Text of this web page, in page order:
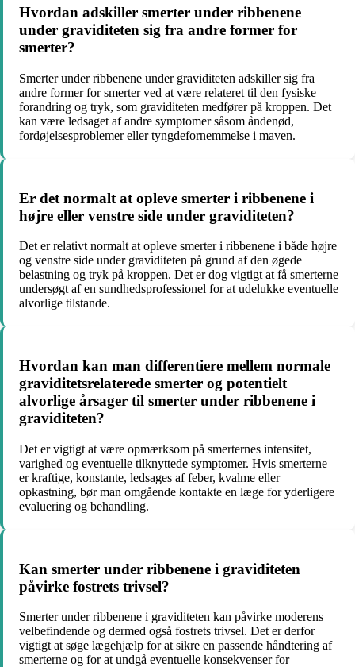
Hvordan adskiller smerter under ribbenene
under graviditeten sig fra andre former for
smerter?
Smerter under ribbenene under graviditeten adskiller sig fra
andre former for smerter ved at være relateret til den fysiske
forandring og tryk, som graviditeten medfører på kroppen. Det
kan være ledsaget af andre symptomer såsom åndenød,
fordøjelsesproblemer eller tyngdefornemmelse i maven.
Er det normalt at opleve smerter i ribbenene i
højre eller venstre side under graviditeten?
Det er relativt normalt at opleve smerter i ribbenene i både højre
og venstre side under graviditeten på grund af den øgede
belastning og tryk på kroppen. Det er dog vigtigt at få smerterne
undersøgt af en sundhedsprofessionel for at udelukke eventuelle
alvorlige tilstande.
Hvordan kan man differentiere mellem normale
graviditetsrelaterede smerter og potentielt
alvorlige årsager til smerter under ribbenene i
graviditeten?
Det er vigtigt at være opmærksom på smerternes intensitet,
varighed og eventuelle tilknyttede symptomer. Hvis smerterne
er kraftige, konstante, ledsages af feber, kvalme eller
opkastning, bør man omgående kontakte en læge for yderligere
evaluering og behandling.
Kan smerter under ribbenene i graviditeten
påvirke fostrets trivsel?
Smerter under ribbenene i graviditeten kan påvirke moderens
velbefindende og dermed også fostrets trivsel. Det er derfor
vigtigt at søge lægehjælp for at sikre en passende håndtering af
smerterne og for at undgå eventuelle konsekvenser for